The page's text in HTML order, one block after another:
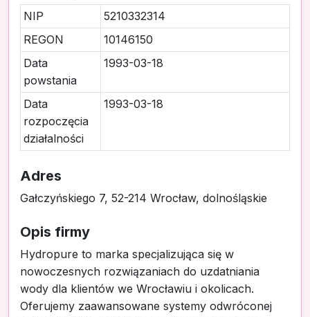
NIP
5210332314
REGON
10146150
Data
powstania
1993-03-18
Data
rozpoczęcia
działalności
1993-03-18
Adres
Gałczyńskiego 7, 52-214 Wrocław, dolnośląskie
Opis firmy
Hydropure to marka specjalizująca się w
nowoczesnych rozwiązaniach do uzdatniania
wody dla klientów we Wrocławiu i okolicach.
Oferujemy zaawansowane systemy odwróconej